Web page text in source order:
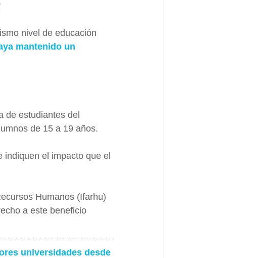
nivel de educación
mantenido un
de estudiantes del
de 15 a 19 años.
indiquen el impacto que el
Humanos (Ifarhu)
a este beneficio
universidades desde